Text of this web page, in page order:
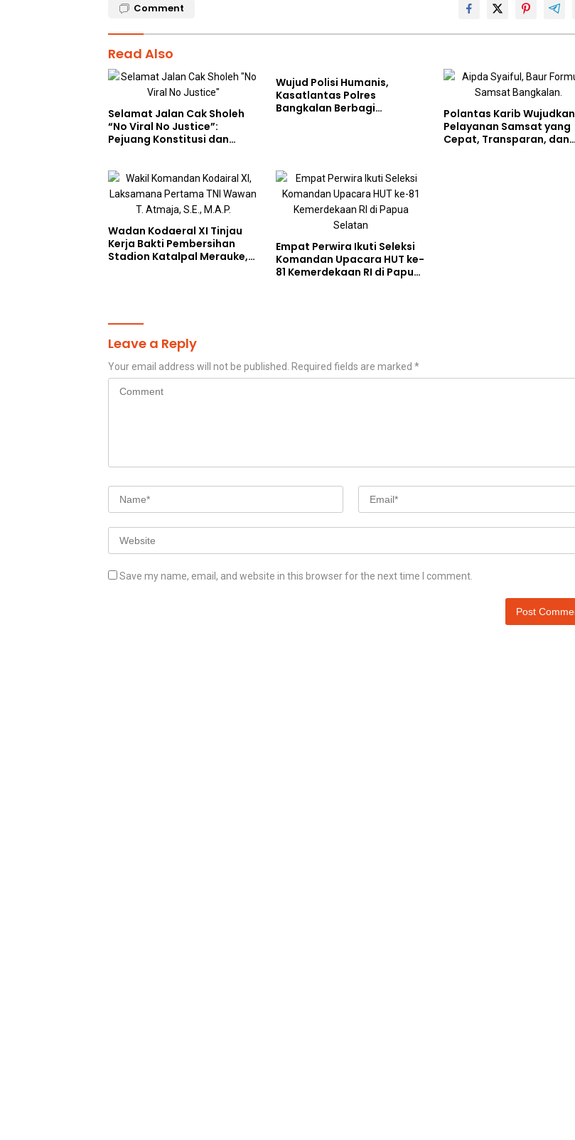
Comment
Read Also
Selamat Jalan Cak Sholeh
“No Viral No Justice”:
Pejuang Konstitusi dan
Wujud Polisi Humanis,
Kasatlantas Polres
Bangkalan Berbagi
Polantas Karib Wujudkan
Pelayanan Samsat yang
Cepat, Transparan, dan
Wadan Kodaeral XI Tinjau
Kerja Bakti Pembersihan
Stadion Katalpal Merauke,
Empat Perwira Ikuti Seleksi
Komandan Upacara HUT ke-
81 Kemerdekaan RI di Papua
Leave a Reply
Your email address will not be published. Required fields are marked *
Save my name, email, and website in this browser for the next time I comment.